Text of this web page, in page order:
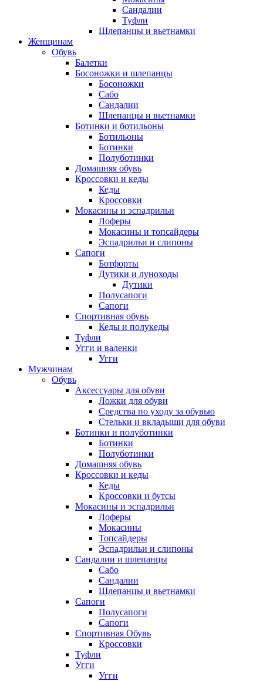
Сандалии
Туфли
Шлепанцы и вьетнамки
Женщинам
Обувь
Балетки
Босоножки и шлепанцы
Босоножки
Сабо
Сандалии
Шлепанцы и вьетнамки
Ботинки и ботильоны
Ботильоны
Ботинки
Полуботинки
Домашняя обувь
Кроссовки и кеды
Кеды
Кроссовки
Мокасины и эспадрильи
Лоферы
Мокасины и топсайдеры
Эспадрильи и слипоны
Сапоги
Ботфорты
Дутики и луноходы
Дутики
Полусапоги
Сапоги
Спортивная обувь
Кеды и полукеды
Туфли
Угги и валенки
Угги
Мужчинам
Обувь
Аксессуары для обуви
Ложки для обуви
Средства по уходу за обувью
Стельки и вкладыши для обуви
Ботинки и полуботинки
Ботинки
Полуботинки
Домашняя обувь
Кроссовки и кеды
Кеды
Кроссовки и бутсы
Мокасины и эспадрильи
Лоферы
Мокасины
Топсайдеры
Эспадрильи и слипоны
Сандалии и шлепанцы
Сабо
Сандалии
Шлепанцы и вьетнамки
Сапоги
Полусапоги
Сапоги
Спортивная Обувь
Кроссовки
Туфли
Угги
Угги